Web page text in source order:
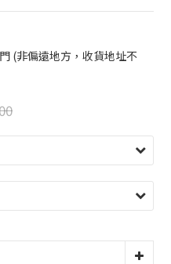
(非偏遠地方，收貨地址不